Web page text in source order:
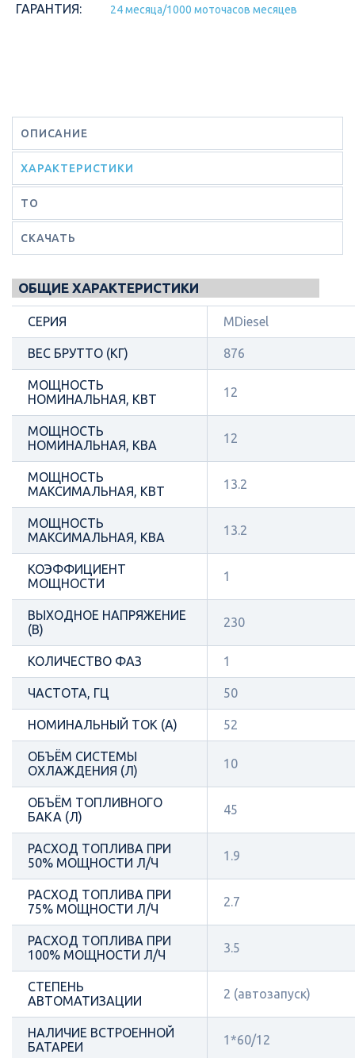
ГАРАНТИЯ: 24 месяца/1000 моточасов месяцев
ОПИСАНИЕ
ХАРАКТЕРИСТИКИ
ТО
СКАЧАТЬ
ОБЩИЕ ХАРАКТЕРИСТИКИ
СЕРИЯ MDiesel
ВЕС БРУТТО (КГ) 876
МОЩНОСТЬ
НОМИНАЛЬНАЯ, КВТ
12
МОЩНОСТЬ
НОМИНАЛЬНАЯ, КВА
12
МОЩНОСТЬ
МАКСИМАЛЬНАЯ, КВТ
13.2
МОЩНОСТЬ
МАКСИМАЛЬНАЯ, КВА
13.2
КОЭФФИЦИЕНТ
МОЩНОСТИ
1
ВЫХОДНОЕ НАПРЯЖЕНИЕ
(В)
230
КОЛИЧЕСТВО ФАЗ 1
ЧАСТОТА, ГЦ 50
НОМИНАЛЬНЫЙ ТОК (А) 52
ОБЪЁМ СИСТЕМЫ
ОХЛАЖДЕНИЯ (Л)
10
ОБЪЁМ ТОПЛИВНОГО
БАКА (Л)
45
РАСХОД ТОПЛИВА ПРИ
50% МОЩНОСТИ Л/Ч
1.9
РАСХОД ТОПЛИВА ПРИ
75% МОЩНОСТИ Л/Ч
2.7
РАСХОД ТОПЛИВА ПРИ
100% МОЩНОСТИ Л/Ч
3.5
СТЕПЕНЬ
АВТОМАТИЗАЦИИ
2 (автозапуск)
НАЛИЧИЕ ВСТРОЕННОЙ
БАТАРЕИ
1*60/12